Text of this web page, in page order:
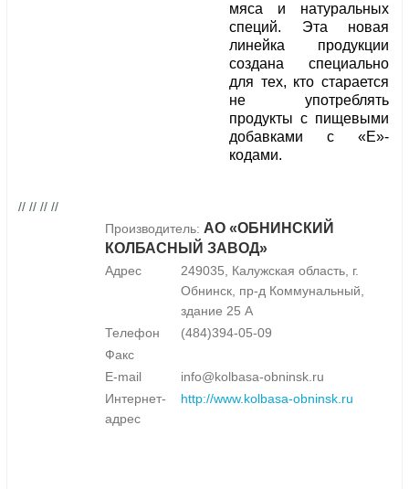
мяса и натуральных
специй. Эта новая
линейка продукции
создана специально
для тех, кто старается
не употреблять
продукты с пищевыми
добавками с «Е»-
кодами.
// // // //
Производитель: АО «ОБНИНСКИЙ
КОЛБАСНЫЙ ЗАВОД»
Адрес
249035, Калужская область, г.
Обнинск, пр-д Коммунальный,
здание 25 А
Телефон
(484)394-05-09
Факс
E-mail
info@kolbasa-obninsk.ru
Интернет-
адрес
http://www.kolbasa-obninsk.ru